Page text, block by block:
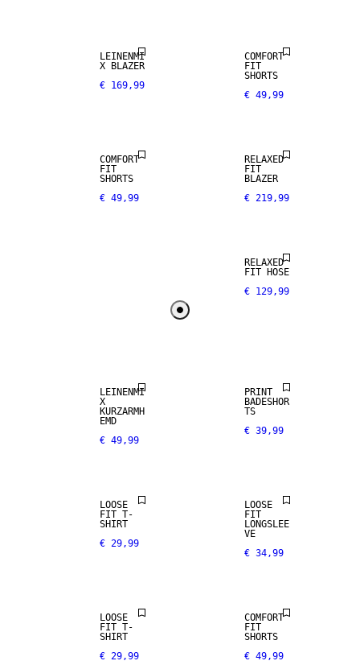
LEINENMI
X BLAZER
€ 169,99
COMFORT
FIT
SHORTS
€ 49,99
COMFORT
FIT
SHORTS
€ 49,99
RELAXED
FIT
BLAZER
€ 219,99
RELAXED
FIT HOSE
€ 129,99
LEINENMI
X
KURZARMH
EMD
€ 49,99
PRINT
BADESHOR
TS
€ 39,99
LOOSE
FIT T-
SHIRT
€ 29,99
LOOSE
FIT
LONGSLEE
VE
€ 34,99
LOOSE
FIT T-
SHIRT
€ 29,99
COMFORT
FIT
SHORTS
€ 49,99